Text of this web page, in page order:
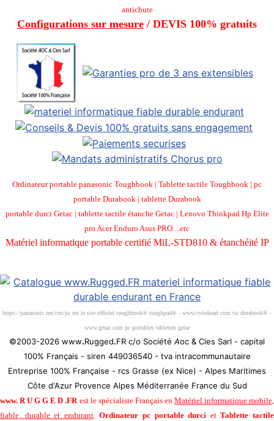
antichute
Configurations sur mesure / DEVIS 100% gratuits
Ordinateur portable panasonic Toughbook | Tablette tactile Toughbook | pc
portable Durabook | tablette Durabook
portable durci Getac | tablette tactile étanche Getac | Lenovo Thinkpad Hp Elite
pro Acer Enduro Asus PRO ...etc
Matériel informatique portable certifié MiL-STD810 & étanchéité IP
https://panasonic.net/cns/pc est le site officiel toughbook® toughpad® - www.twinhead.com.tw durabook® -
www.getac.com pc portables tablettes getac
©2003-2026 www.Rugged.FR c/o Société Aoc & Cies Sarl - capital
100% Français - siren 449036540 - tva intracommunautaire
Entreprise 100% Française - rcs Grasse (ex Nice) - Alpes Maritimes
Côte d'Azur Provence Alpes Méditerranée France du Sud
www. R U G G E D.FRest le spécialiste Français en Matériel informatique mobile,
fiable, durable et endurant.Ordinateur pc portable durci etTablette tactile